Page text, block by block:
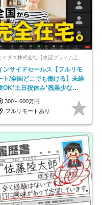
ミイダス株式会社【東証プライム上場パーソルグループ】
ンサイドセールス【フルリモ
ト/全国どこでも働ける】未経
OK*土日祝休み*残業少なめ*
宅勤務手当あり
300～600万円
フルリモートあり